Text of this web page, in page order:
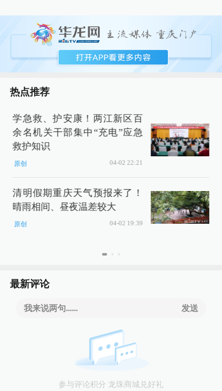
热点推荐
学急救、护安康！两江新区百
余名机关干部集中“充电”应急
救护知识
原创 04-02 22:21
清明假期重庆天气预报来了！
晴雨相间、昼夜温差较大
原创 04-02 19:39
最新评论
我来说两句...... 发送
参与评论积分 龙珠商城兑好礼